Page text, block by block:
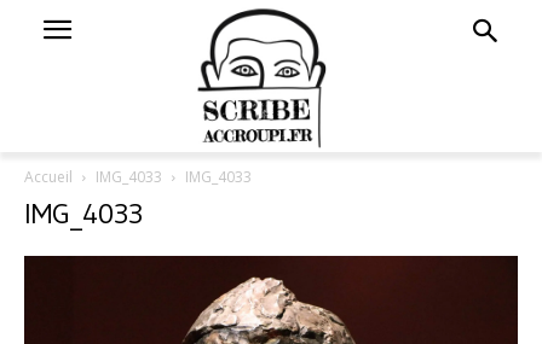
Accueil IMG_4033 IMG_4033
IMG_4033